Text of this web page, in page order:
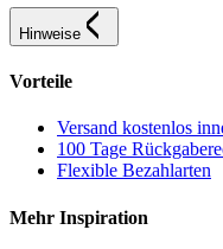
Hinweise
Vorteile
Versand kostenlos
100 Tage
Flexible Bezahlarten
Mehr Inspiration